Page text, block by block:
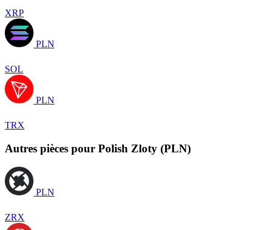
XRP
PLN
SOL
PLN
TRX
Autres pièces pour Polish Zloty (PLN)
PLN
ZRX